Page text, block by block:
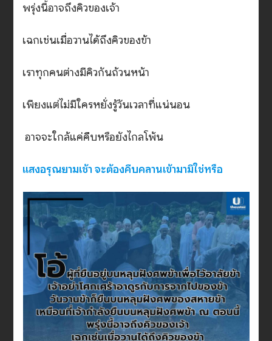
พรุ่งนี้อาจถึงคิวของเจ้า
เฉกเช่นเมื่อวานได้ถึงคิวของข้า
เราทุกคนต่างมีคิวกันถ้วนหน้า
เพียงแต่ไม่มีใครหยั่งรู้วันเวลาที่แน่นอน
อาจจะใกล้แค่คืบหรือยังไกลโพ้น
แสงอรุณยามเช้า จะต้องคืบคลานเข้ามามิใช่หรือ